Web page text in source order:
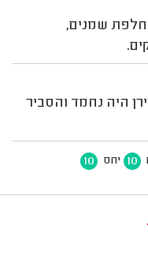
כולל החלפת שמנים,
היה נחמד והסביר
10 יחס 10